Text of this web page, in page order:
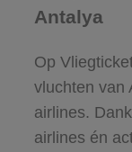
Antalya
Op
vluchten van
airlines.
airlines én